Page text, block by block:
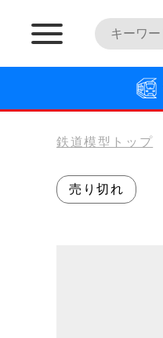
鉄道模型トップ
売り切れ